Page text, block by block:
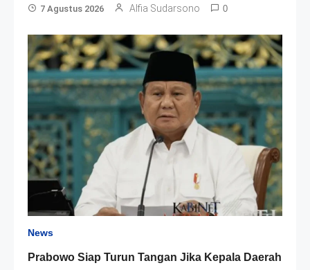
7 Agustus 2026 Alfia Sudarsono 0
News
Prabowo Siap Turun Tangan Jika Kepala Daerah